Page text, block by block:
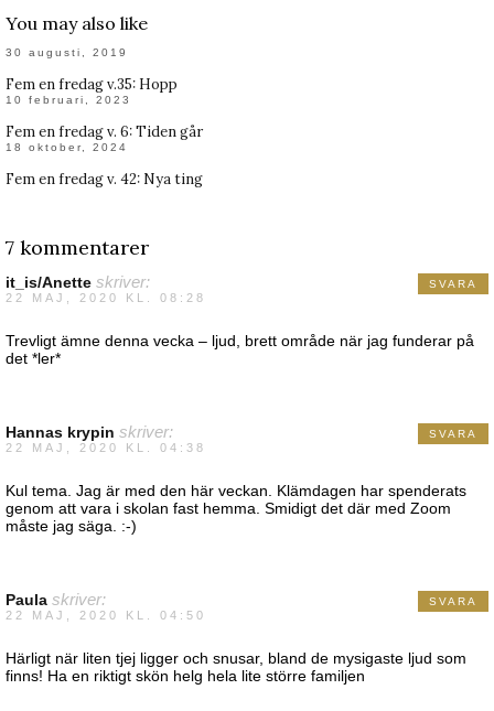
You may also like
30 augusti, 2019
Fem en fredag v.35: Hopp
10 februari, 2023
Fem en fredag v. 6: Tiden går
18 oktober, 2024
Fem en fredag v. 42: Nya ting
7 kommentarer
it_is/Anette skriver:
22 MAJ, 2020 KL. 08:28
Trevligt ämne denna vecka – ljud, brett område när jag funderar på
det *ler*
SVARA
Hannas krypin skriver:
22 MAJ, 2020 KL. 04:38
Kul tema. Jag är med den här veckan. Klämdagen har spenderats
genom att vara i skolan fast hemma. Smidigt det där med Zoom
måste jag säga. :-)
SVARA
Paula skriver:
22 MAJ, 2020 KL. 04:50
Härligt när liten tjej ligger och snusar, bland de mysigaste ljud som
finns! Ha en riktigt skön helg hela lite större familjen
SVARA